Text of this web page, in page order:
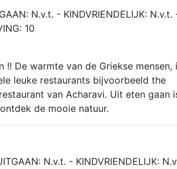
N.v.t. - KINDVRIENDELIJK: N.v.t.
10
De warmte van de Griekse mensen,
leuke restaurants bijvoorbeeld the
van Acharavi. Uit eten gaan
de mooie natuur.
N.v.t. - KINDVRIENDELIJK: